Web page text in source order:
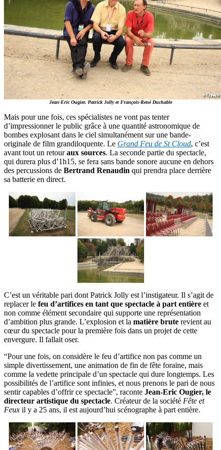
Jean-Eric Ougier, Patrick Jolly et François-René Duchable
Mais pour une fois, ces spécialistes ne vont pas tenter
d’impressionner le public grâce à une quantité astronomique de
bombes explosant dans le ciel simultanément sur une bande-
originale de film grandiloquente. Le Grand Feu de St Cloud, c’est
avant tout un retouraux sources. La seconde partie du spectacle,
qui durera plus d’1h15, se fera sans bande sonore aucune en dehors
des percussions de Bertrand Renaudin qui prendra place derrière
sa batterie en direct.
C’est un véritable pari dont Patrick Jolly est l’instigateur. Il s’agit de
replacer le feu d’artifices en tant que spectacle à part entière et
non comme élément secondaire qui supporte une représentation
d’ambition plus grande. L’explosion et la matière brute revient au
cœur du spectacle pour la première fois dans un projet de cette
envergure. Il fallait oser.
“Pour une fois, on considère le feu d’artifice non pas comme un
simple divertissement, une animation de fin de fête foraine, mais
comme la vedette principale d’un spectacle qui dure longtemps. Les
possibilités de l’artifice sont infinies, et nous prenons le pari de nous
sentir capables d’offrir ce spectacle”, raconte Jean-Eric Ougier, le
directeur artistique du spectacle. Créateur de la société Fête et
Feux il y a 25 ans, il est aujourd’hui scénographe à part entière.